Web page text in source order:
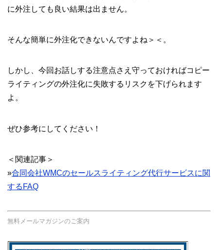
に外注しても良い結果は出ません。
そんな簡単に外注化できないんですよね＞＜。
しかし、今回お話しする注意点さえ守っておければコピー
ライティングの外注化に失敗するリスクを下げられます
よ。
ぜひ参考にしてください！
＜関連記事＞
»合同会社WMCのセールスライティング代行サービスに関
するFAQ
無料メールマガジンのご案内